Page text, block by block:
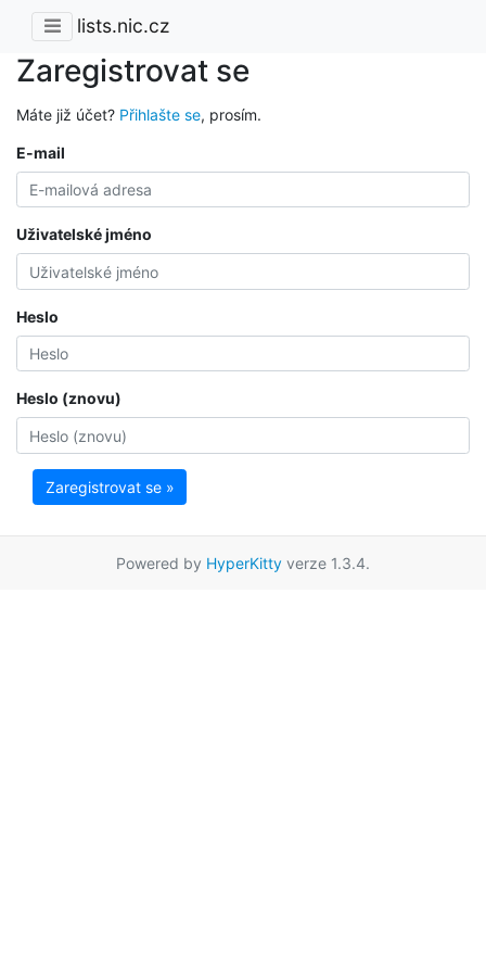
lists.nic.cz
Zaregistrovat se
Máte již účet? Přihlašte se, prosím.
E-mail
Uživatelské jméno
Heslo
Heslo (znovu)
Zaregistrovat se »
Powered by HyperKitty verze 1.3.4.